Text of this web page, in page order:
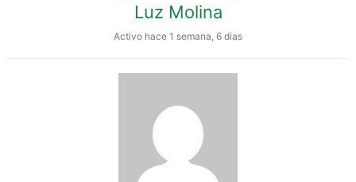
Luz Molina
Activo hace 1 semana, 6 dias